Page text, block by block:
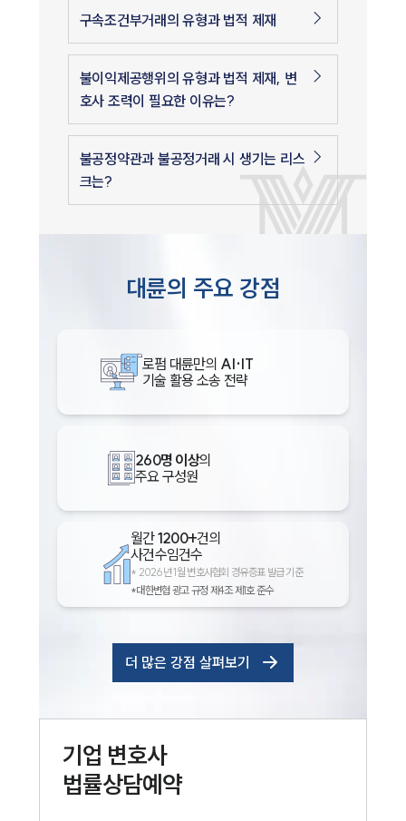
구속조건부거래의 유형과 법적 제재
불이익제공행위의 유형과 법적 제재, 변
호사 조력이 필요한 이유는?
불공정약관과 불공정거래 시 생기는 리스
크는?
대륜의 주요 강점
로펌 대륜만의 AI·IT
기술 활용 소송 전략
260명 이상의
주요 구성원
월간1200+건의
사건수임건수
* 2026년 1월 변호사협회 경유증표 발급 기준
*대한변협 광고 규정 제4조 제1호 준수
더 많은 강점 살펴보기
기업 변호사
법률상담예약